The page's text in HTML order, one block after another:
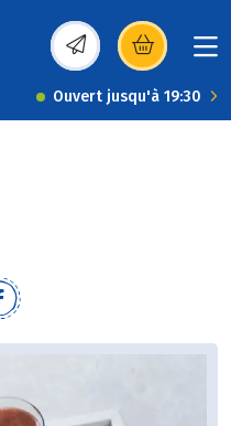
(s’ouvre dans une
Ouvert jusqu'à 19:30